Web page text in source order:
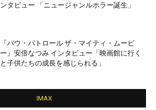
ンタビュー 「ニュージャンルホラー誕生」
『パウ・パトロール ザ・マイティ・ムービ
ー』安倍なつみ インタビュー「映画館に行く
と子供たちの成長を感じられる」
IMAX